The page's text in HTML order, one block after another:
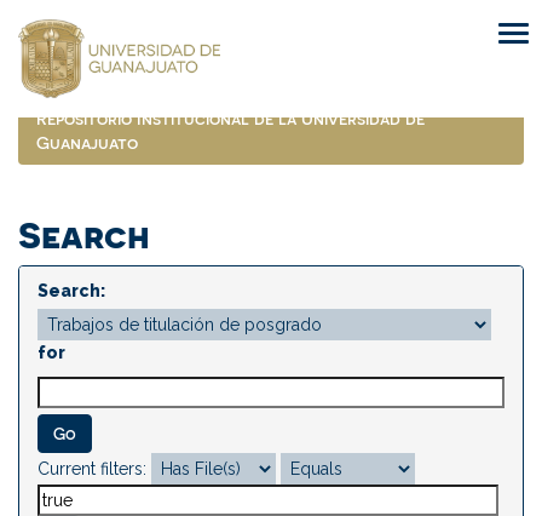
navigation
Repositorio Institucional de la Universidad de
Guanajuato
Search
Search:
for
Current filters: